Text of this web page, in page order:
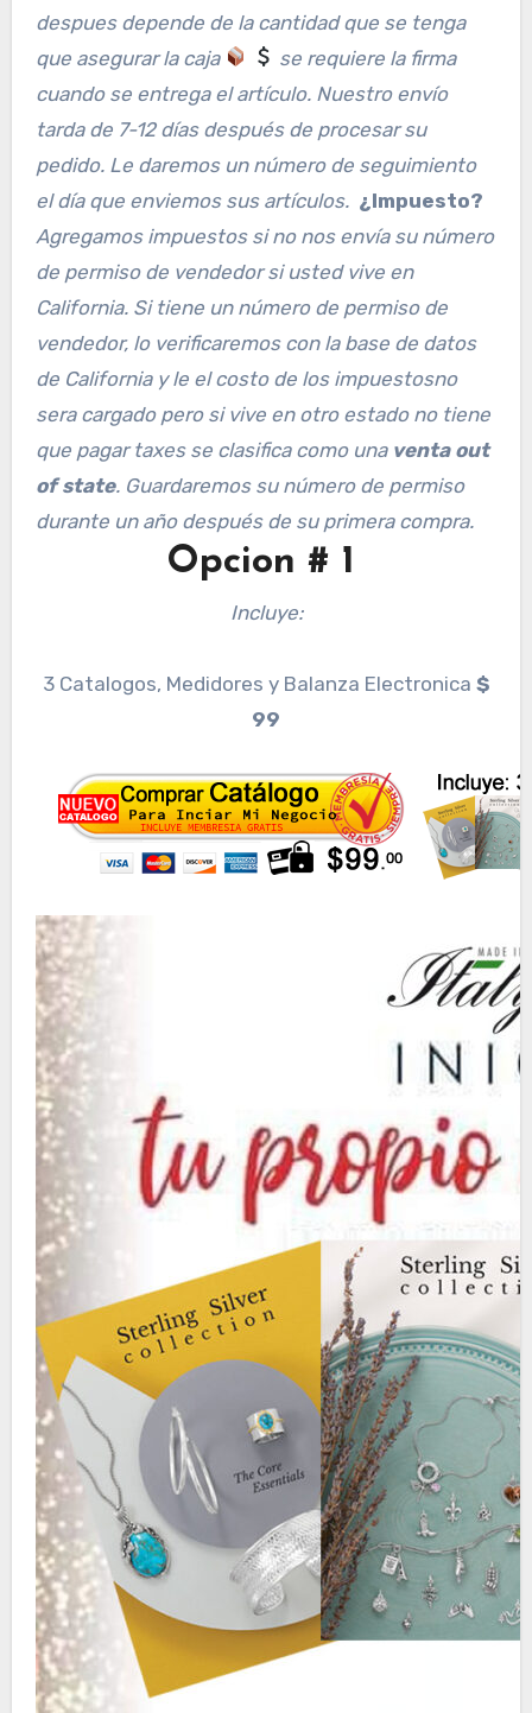
despues depende de la cantidad que se tenga
que asegurar la caja
se requiere la firma
cuando se entrega el artículo. Nuestro envío
tarda de 7-12 días después de procesar su
pedido. Le daremos un número de seguimiento
el día que enviemos sus artículos. ¿Impuesto?
Agregamos impuestos si no nos envía su número
de permiso de vendedor si usted vive en
California. Si tiene un número de permiso de
vendedor, lo verificaremos con la base de datos
de California y le el costo de los impuestosno
sera cargado pero si vive en otro estado no tiene
que pagar taxes se clasifica como unaventa out
of state. Guardaremos su número de permiso
durante un año después de su primera compra.
Opcion # 1
Incluye:
3 Catalogos, Medidores y Balanza Electronica $
99